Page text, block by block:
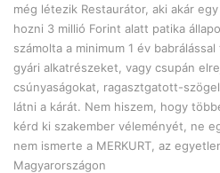
még létezik Restaurátor, aki akár
hozni 3 millió Forint alatt patika
számolta a minimum 1 év
gyári alkatrészeket, vagy csupán
csúnyaságokat, ragasztgatott-
látni a kárát. Nem hiszem, hogy
kérd ki szakember véleményét, ne
nem ismerte a MERKURT, az
Magyarországon